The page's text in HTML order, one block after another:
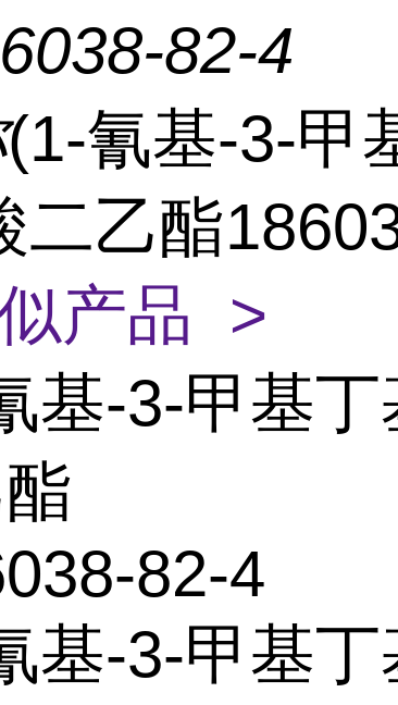
82-4
(1-氰基-3-甲
二乙酯
产品 >
基-3-甲基
82-4
基-3-甲基